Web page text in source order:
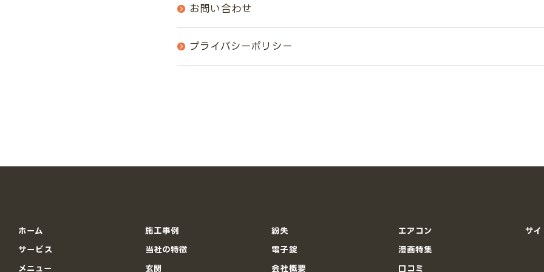
お問い合わせ
プライバシーポリシー
ホーム
サービス
メニュー
施工事例
当社の特徴
玄関
紛失
電子錠
会社概要
エアコン
漫画特集
口コミ
サイ